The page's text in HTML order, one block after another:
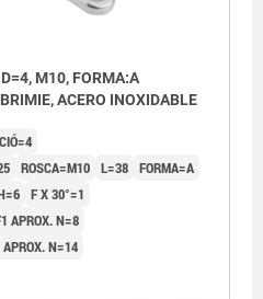
D=4, M10, FORMA:A
ACERO INOXIDABLE
ROSCA=M10 L=38 FORMA=A
F X 30°=1
APROX. N=8
APROX. N=14